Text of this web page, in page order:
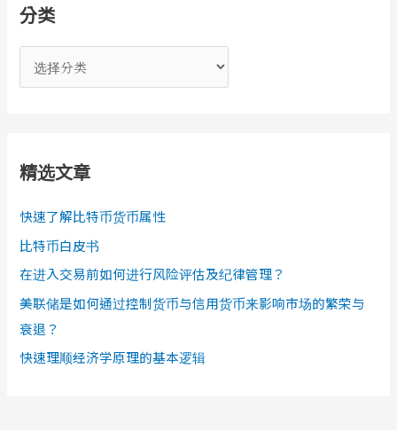
分类
类
精选文章
快速了解比特币货币属性
比特币白皮书
在进入交易前如何进行风险评估及纪律管理？
美联储是如何通过控制货币与信用货币来影响市场的繁荣与
衰退？
快速理顺经济学原理的基本逻辑